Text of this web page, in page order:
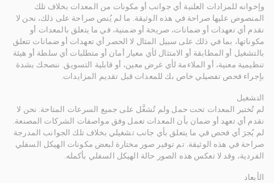
وإخوانه للمزادات العلنية أي جوانب أو مكونات من المعدات بخلاف تلك
المنصوص عليها صراحة في هذه الوثيقة. ما لم يُنص صراحة على ذلك، نحن لا
نقدم أي تعهدات أو ضمانات، صريحة أو ضمنية، في ما يتعلق بالمعدات أو
مكوناتها، بما في ذلك على سبيل المثال لا الحصر أي تعهدات أو ضمانات تتعلق
بالتشغيل أو المطابقة أو الامتثال لأي معيار أمان أو متطلبات أي سلطة أو هيئة
تنظيمية معنية، أو الملاءمة لأي غرض معين، أو قابلية التسويق. ننصحك بشدة
بإجراء فحص تفصيلي خاص بك للمعدات قبل تقديم المزايدات.
التشغيل
لم تُختبر المعدات تحت حمل ولم تُشغَّل على جميع السرعات المتاحة. نحن لا
نقدم أي تعهد أو ضمان بأن المعدات تعمل وفق مواصفات الشركات المصنعة.
لم يُجرَ أي فحص في ما يتعلق بأي جانب تشغيلي بخلاف تلك الجوانب المدرجة
صراحة في هذه الوثيقة. تم توفير صور مختارة لبعض مكونات الهيكل السفلي
الفردية، وقد لا تعكس هذه الصور حالة الهيكل السفلي بأكمله.
الأبعاد